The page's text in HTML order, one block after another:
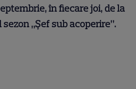
în fiecare joi, de la
„Șef sub acoperire”.